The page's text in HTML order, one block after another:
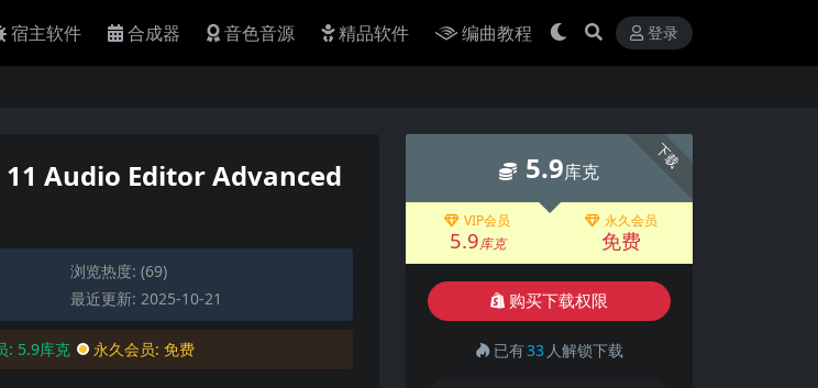
宿主软件 合成器 音色音源 精品软件 编曲教程 登录
11 Audio Editor Advanced
浏览热度: (69)
最近更新: 2025-10-21
: 5.9库克 永久会员: 免费
下载
5.9库克
VIP会员
5.9库克
永久会员
免费
购买下载权限
已有33 人解锁下载